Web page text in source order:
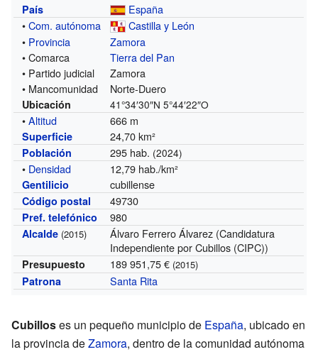
País
España
•Com. autónoma
Castilla y León
• Provincia
Zamora
• Comarca
Tierra del Pan
• Partido judicial
Zamora
• Mancomunidad
Norte-Duero
Ubicación 41°34′30″N 5°44′22″O
•Altitud 666 m
Superficie 24,70 km²
Población 295 hab. (2024)
• Densidad 12,79 hab./km²
Gentilicio cubillense
Código postal 49730
Pref. telefónico 980
Alcalde (2015)
Álvaro Ferrero Álvarez (Candidatura
Independiente por Cubillos (CIPC))
Presupuesto 189 951,75 € (2015)
Patrona Santa Rita
Cubilloses un pequeño municipio de España, ubicado en
la provincia deZamora, dentro de la comunidad autónoma